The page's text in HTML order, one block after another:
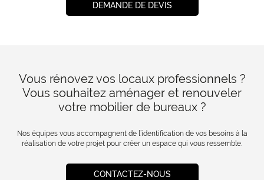
DEMANDE DE DEVIS
Vous rénovez vos locaux professionnels ?
Vous souhaitez aménager et renouveler
votre mobilier de bureaux ?
Nos équipes vous accompagnent de l’identification de vos besoins à la
réalisation de votre projet pour créer un espace qui vous ressemble.
CONTACTEZ-NOUS